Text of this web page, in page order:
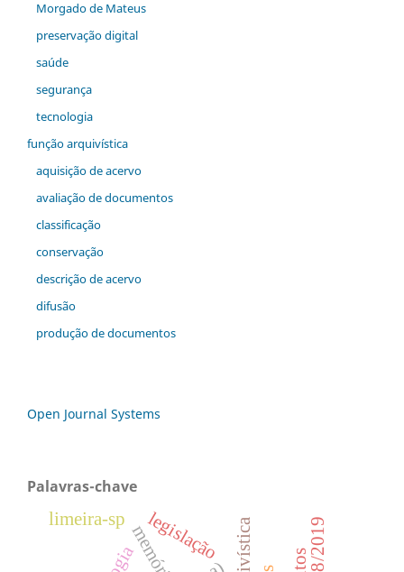
Morgado de Mateus
preservação digital
saúde
segurança
tecnologia
função arquivística
aquisição de acervo
avaliação de documentos
classificação
conservação
descrição de acervo
difusão
produção de documentos
Open Journal Systems
Palavras-chave
legislação
memória
limeira-sp